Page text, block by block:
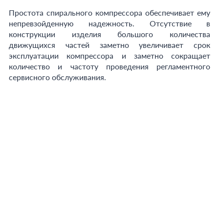
Простота спирального компрессора обеспечивает ему
непревзойденную надежность. Отсутствие в
конструкции изделия большого количества
движущихся частей заметно увеличивает срок
эксплуатации компрессора и заметно сокращает
количество и частоту проведения регламентного
сервисного обслуживания.